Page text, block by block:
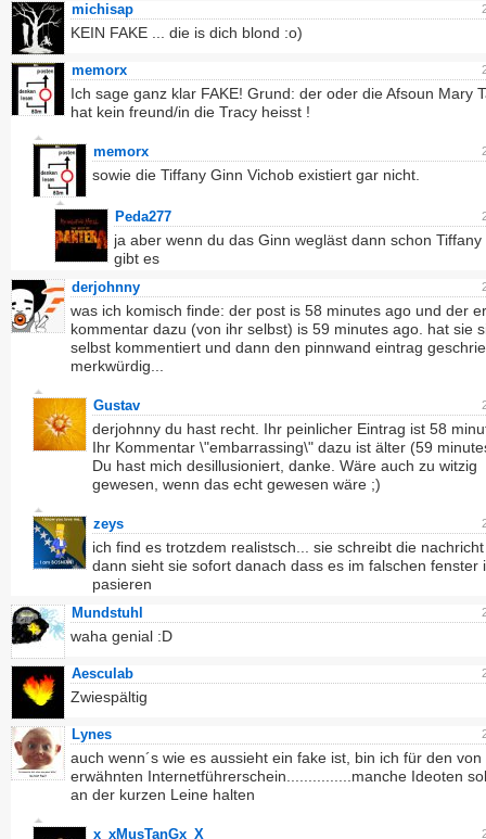
michisap
KEIN FAKE ... die is dich blond :o)
memorx
Ich sage ganz klar FAKE! Grund: der oder die Afsoun Mary
hat kein freund/in die Tracy heisst !
memorx
sowie die Tiffany Ginn Vichob existiert gar nicht.
Peda277
ja aber wenn du das Ginn wegläst dann schon Tiffany
gibt es
derjohnny
was ich komisch finde: der post is 58 minutes ago und der
kommentar dazu (von ihr selbst) is 59 minutes ago. hat sie
selbst kommentiert und dann den pinnwand eintrag
merkwürdig...
Gustav
derjohnny du hast recht. Ihr peinlicher Eintrag ist 58
Ihr Kommentar \"embarrassing\" dazu ist älter (59
Du hast mich desillusioniert, danke. Wäre auch zu witzig
gewesen, wenn das echt gewesen wäre ;)
zeys
ich find es trotzdem realistsch... sie schreibt die
dann sieht sie sofort danach dass es im falschen fenster
pasieren
Mundstuhl
waha genial :D
Aesculab
Zwiespältig
Lynes
auch wenn´s wie es aussieht ein fake ist, bin ich für den von
erwähnten Internetführerschein...............manche Ideoten
an der kurzen Leine halten
x_xMusTanGx_X